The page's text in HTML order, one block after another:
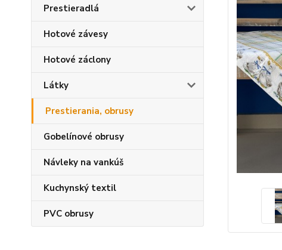
Prestieradlá
Hotové závesy
Hotové záclony
Látky
Prestierania, obrusy
Gobelínové obrusy
Návleky na vankúš
Kuchynský textil
PVC obrusy